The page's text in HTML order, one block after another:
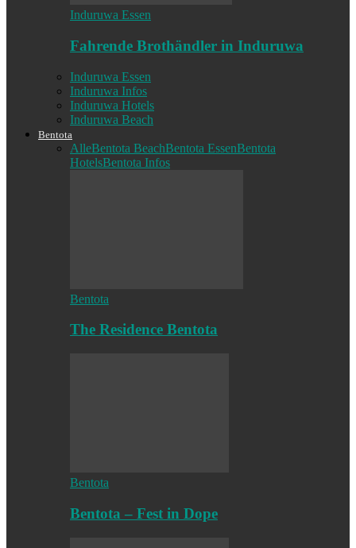
Induruwa Essen
Fahrende Brothändler in Induruwa
Induruwa Essen
Induruwa Infos
Induruwa Hotels
Induruwa Beach
Bentota
AlleBentota BeachBentota EssenBentota
HotelsBentota Infos
Bentota
The Residence Bentota
Bentota
Bentota – Fest in Dope